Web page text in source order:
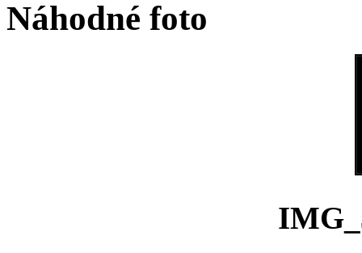
Náhodné foto